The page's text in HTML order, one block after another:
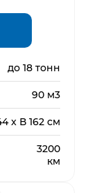
до 18 тонн
90 м3
x В 162 см
3200
км